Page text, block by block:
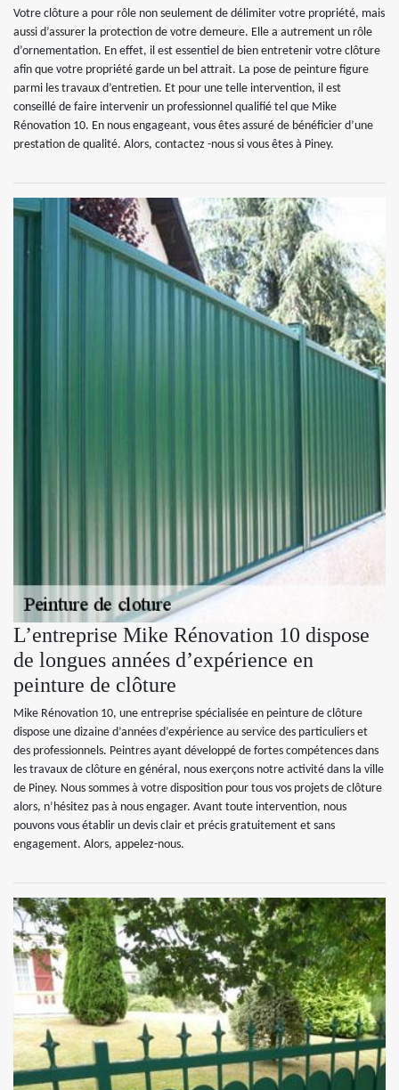
Votre clôture a pour rôle non seulement de délimiter votre propriété, mais
aussi d’assurer la protection de votre demeure. Elle a autrement un rôle
d’ornementation. En effet, il est essentiel de bien entretenir votre clôture
afin que votre propriété garde un bel attrait. La pose de peinture figure
parmi les travaux d’entretien. Et pour une telle intervention, il est
conseillé de faire intervenir un professionnel qualifié tel que Mike
Rénovation 10. En nous engageant, vous êtes assuré de bénéficier d’une
prestation de qualité. Alors, contactez -nous si vous êtes à Piney.
L’entreprise Mike Rénovation 10 dispose
de longues années d’expérience en
peinture de clôture
Mike Rénovation 10, une entreprise spécialisée en peinture de clôture
dispose une dizaine d’années d’expérience au service des particuliers et
des professionnels. Peintres ayant développé de fortes compétences dans
les travaux de clôture en général, nous exerçons notre activité dans la ville
de Piney. Nous sommes à votre disposition pour tous vos projets de clôture
alors, n’hésitez pas à nous engager. Avant toute intervention, nous
pouvons vous établir un devis clair et précis gratuitement et sans
engagement. Alors, appelez-nous.